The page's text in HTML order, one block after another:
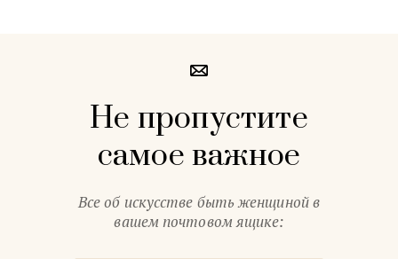
Не пропустите
самое важное
Все об искусстве быть женщиной в
вашем почтовом ящике: